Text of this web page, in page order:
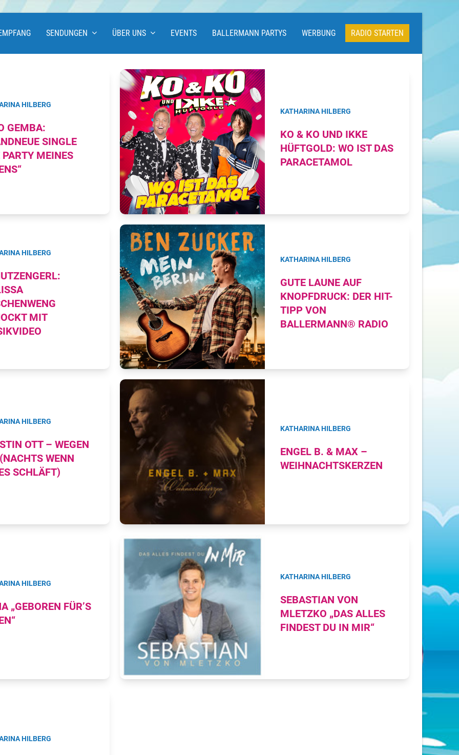
SENDUNGEN ÜBER UNS EVENTS BALLERMANN PARTYS WERBUNG RADIO STARTEN
HILBERG
GEMBA:
SINGLE
PARTY MEINES
KATHARINA HILBERG
KO & KO UND IKKE
HÜFTGOLD: WO IST DAS
PARACETAMOL
HILBERG
MIT
KATHARINA HILBERG
GUTE LAUNE AUF
KNOPFDRUCK: DER HIT-
TIPP VON
BALLERMANN® RADIO
HILBERG
OTT – WEGEN
WENN
SCHLÄFT)
KATHARINA HILBERG
ENGEL B. & MAX –
WEIHNACHTSKERZEN
HILBERG
„GEBOREN FÜR’S
KATHARINA HILBERG
SEBASTIAN VON
MLETZKO „DAS ALLES
FINDEST DU IN MIR“
HILBERG